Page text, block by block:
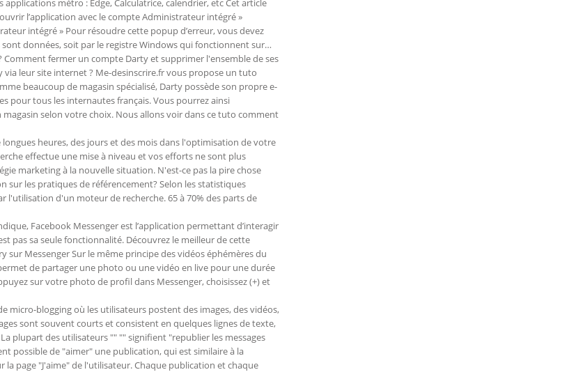
métro : Edge, Calculatrice, calendrier, etc Cet article
l’application avec le compte Administrateur intégré »
intégré » Pour résoudre cette popup d’erreur, vous devez
données, soit par le registre Windows qui fonctionnent sur…
fermer un compte Darty et supprimer l'ensemble de ses
leur site internet ? Me-desinscrire.fr vous propose un tuto
beaucoup de magasin spécialisé, Darty possède son propre e-
pour tous les internautes français. Vous pourrez ainsi
selon votre choix. Nous allons voir dans ce tuto comment
longues heures, des jours et des mois dans l'optimisation de votre
effectue une mise à niveau et vos efforts ne sont plus
marketing à la nouvelle situation. N'est-ce pas la pire chose
les pratiques de référencement? Selon les statistiques
l'utilisation d'un moteur de recherche. 65 à 70% des parts de
Facebook Messenger est l’application permettant d’interagir
pas sa seule fonctionnalité. Découvrez le meilleur de cette
sur Messenger Sur le même principe des vidéos éphémères du
de partager une photo ou une vidéo en live pour une durée
sur votre photo de profil dans Messenger, choisissez (+) et
micro-blogging où les utilisateurs postent des images, des vidéos,
sont souvent courts et consistent en quelques lignes de texte,
plupart des utilisateurs "" "" signifient "republier les messages
possible de "aimer" une publication, qui est similaire à la
page "J'aime" de l'utilisateur. Chaque publication et chaque